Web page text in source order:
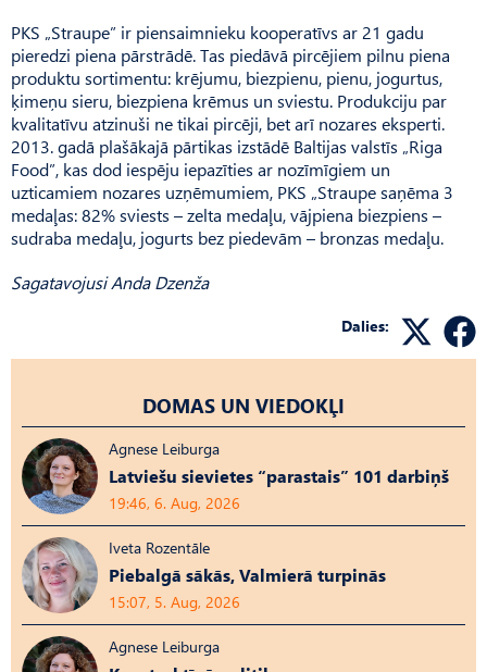
PKS „Straupe” ir piensaimnieku kooperatīvs ar 21 gadu
pieredzi piena pārstrādē. Tas piedāvā pircējiem pilnu piena
produktu sortimentu: krējumu, biezpienu, pienu, jogurtus,
ķimeņu sieru, biezpiena krēmus un sviestu. Produkciju par
kvalitatīvu atzinuši ne tikai pircēji, bet arī nozares eksperti.
2013. gadā plašākajā pārtikas izstādē Baltijas valstīs „Riga
Food”, kas dod iespēju iepazīties ar nozīmīgiem un
uzticamiem nozares uzņēmumiem, PKS „Straupe saņēma 3
medaļas: 82% sviests – zelta medaļu, vājpiena biezpiens –
sudraba medaļu, jogurts bez piedevām – bronzas medaļu.
Sagatavojusi Anda Dzenža
Dalies:
DOMAS UN VIEDOKĻI
Agnese Leiburga
Latviešu sievietes “parastais” 101 darbiņš
19:46, 6. Aug, 2026
Iveta Rozentāle
Piebalgā sākās, Valmierā turpinās
15:07, 5. Aug, 2026
Agnese Leiburga